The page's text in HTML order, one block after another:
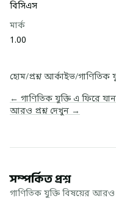
বিসিএস
মার্ক
1.00
হোম/প্রশ্ন আর্কাইভ/গাণিতিক
← গাণিতিক যুক্তি এ ফিরে যান
আরও প্রশ্ন দেখুন →
সম্পর্কিত প্রশ্ন
গাণিতিক যুক্তি বিষয়ের আরও